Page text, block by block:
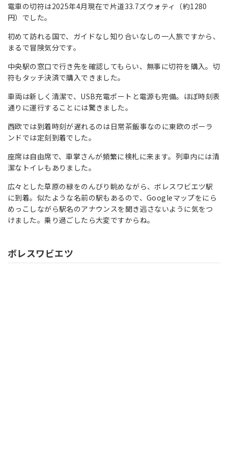
電車の切符は2025年4月現在で片道33.7ズウォティ（約1280
円）でした。
初めて訪れる国で、ガイドなし知り合いなしの一人旅ですから、
まるで冒険気分です。
中央駅の窓口で行き先を確認してもらい、無事に切符を購入。切
符もタッチ決済で購入できました。
車両は新しく清潔で、USB充電ポートと電源も完備。ほぼ時刻表
通りに運行することには驚きました。
西欧では到着時刻が遅れるのは日常茶飯事なのに東欧のポーラ
ンドでは定刻到着でした。
座席は自由席で、車掌さんが頻繁に検札に来ます。列車内には清
潔なトイレもありました。
広々とした草原の緑をのんびり眺めながら、ボレスワビエツ駅
に到着。似たような名前の駅もあるので、Googleマップをにら
めっこしながら駅名のアナウンスを聞き逃さないように気をつ
けました。乗り過ごしたら大変ですからね。
ボレスワビエツ